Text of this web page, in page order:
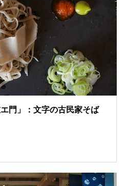
門」：文字の古民家そば